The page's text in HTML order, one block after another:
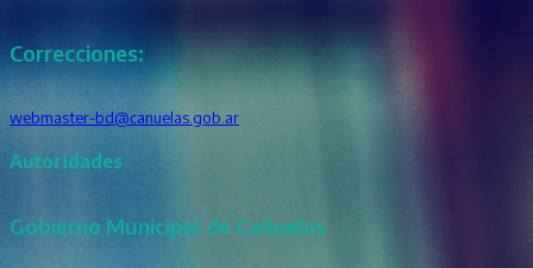
Correcciones:
webmaster-bd@canuelas.gob.ar
Autoridades
Gobierno Municipal de Cañuelas